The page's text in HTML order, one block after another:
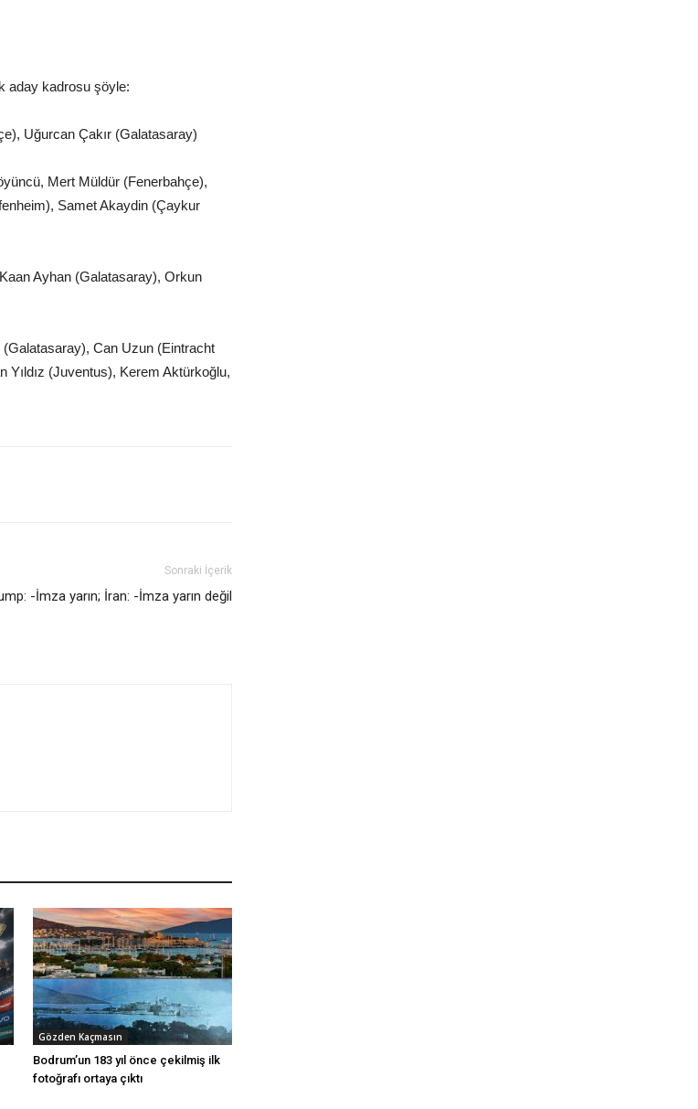
aday kadrosu şöyle:
Uğurcan Çakır (Galatasaray)
Mert Müldür (Fenerbahçe),
Samet Akaydin (Çaykur
Ayhan (Galatasaray), Orkun
(Galatasaray), Can Uzun (Eintracht
(Juventus), Kerem Aktürkoğlu,
Sonraki İçerik
-İmza yarın; İran: -İmza yarın değil
Gözden Kaçmasın
Bodrum’un 183 yıl önce çekilmiş ilk
fotoğrafı ortaya çıktı